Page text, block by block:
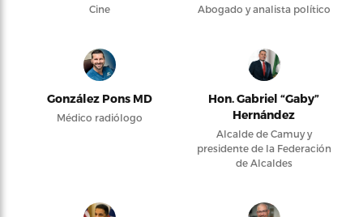
Cine Abogado y analista político
González Pons MD
Médico radiólogo
Hon. Gabriel “Gaby”
Hernández
Alcalde de Camuy y
presidente de la Federación
de Alcaldes